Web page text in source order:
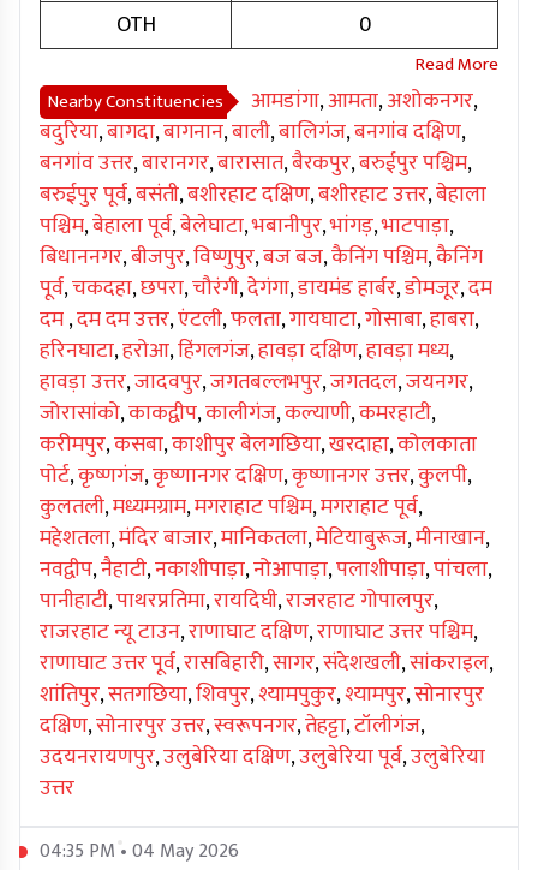
OTH
0
Nearby Constituencies आमडांगा,आमता,अशोकनगर,
बदुरिया,बागदा,बागनान,बाली,बालिगंज,बनगांव दक्षिण,
बनगांव उत्तर,बारानगर,बारासात,बैरकपुर,बरुईपुर पश्चिम,
बरुईपुर पूर्व,बसंती,बशीरहाट दक्षिण,बशीरहाट उत्तर,बेहाला
पश्चिम,बेहाला पूर्व,बेलेघाटा,भबानीपुर,भांगड़,भाटपाड़ा,
बिधाननगर,बीजपुर,विष्णुपुर,बज बज,कैनिंग पश्चिम,कैनिंग
पूर्व,चकदहा,छपरा,चौरंगी,देगंगा,डायमंड हार्बर,डोमजूर,दम
दम,दम दम उत्तर,एंटली,फलता,गायघाटा,गोसाबा,हाबरा,
हरिनघाटा,हरोआ,हिंगलगंज,हावड़ा दक्षिण,हावड़ा मध्य,
हावड़ा उत्तर,जादवपुर,जगतबल्लभपुर,जगतदल,जयनगर,
जोरासांको,काकद्वीप,कालीगंज,कल्याणी,कमरहाटी,
करीमपुर,कसबा,काशीपुर बेलगछिया,खरदाहा,कोलकाता
पोर्ट,कृष्णगंज,कृष्णानगर दक्षिण,कृष्णानगर उत्तर,कुलपी,
कुलतली,मध्यमग्राम,मगराहाट पश्चिम,मगराहाट पूर्व,
महेशतला,मंदिर बाजार,मानिकतला,मेटियाबुरूज,मीनाखान,
नवद्वीप,नैहाटी,नकाशीपाड़ा,नोआपाड़ा,पलाशीपाड़ा,पांचला,
पानीहाटी,पाथरप्रतिमा,रायदिघी,राजरहाट गोपालपुर,
राजरहाट न्यू टाउन,राणाघाट दक्षिण,राणाघाट उत्तर पश्चिम,
राणाघाट उत्तर पूर्व,रासबिहारी,सागर,संदेशखली,सांकराइल,
शांतिपुर,सतगछिया,शिवपुर,श्यामपुकुर,श्यामपुर,सोनारपुर
दक्षिण,सोनारपुर उत्तर,स्वरूपनगर,तेहट्टा,टॉलीगंज,
उदयनरायणपुर,उलुबेरिया दक्षिण,उलुबेरिया पूर्व,उलुबेरिया
उत्तर
04:35 PM • 04 May 2026